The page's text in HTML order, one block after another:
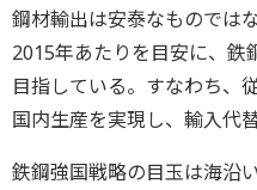
鋼材輸出は安泰なものでは
2015年あたりを目安に、鉄
目指している。すなわち、
国内生産を実現し、輸入代
鉄鋼強国戦略の目玉は海沿